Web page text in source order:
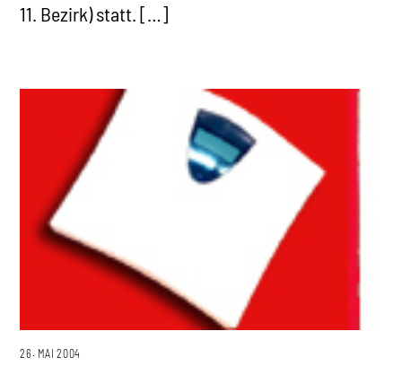
11. Bezirk) statt. […]
26. MAI 2004